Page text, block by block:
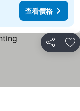
查看價格
分享 加